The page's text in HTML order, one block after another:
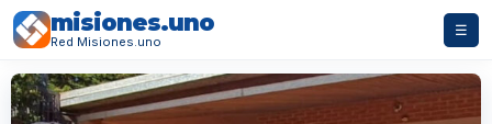
misiones.uno
Red Misiones.uno
☰